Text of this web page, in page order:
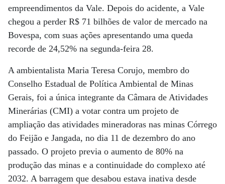
empreendimentos da Vale. Depois do acidente, a Vale
chegou a perder R$ 71 bilhões de valor de mercado na
Bovespa, com suas ações apresentando uma queda
recorde de 24,52% na segunda-feira 28.
A ambientalista Maria Teresa Corujo, membro do
Conselho Estadual de Política Ambiental de Minas
Gerais, foi a única integrante da Câmara de Atividades
Minerárias (CMI) a votar contra um projeto de
ampliação das atividades mineradoras nas minas Córrego
do Feijão e Jangada, no dia 11 de dezembro do ano
passado. O projeto previa o aumento de 80% na
produção das minas e a continuidade do complexo até
2032. A barragem que desabou estava inativa desde